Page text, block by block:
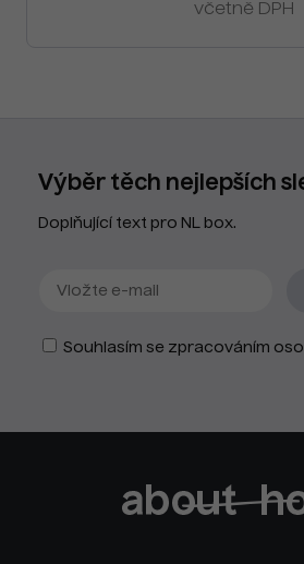
včetně DPH
Výběr těch nejlepších
Doplňující text pro NL box.
Souhlasím se zpracováním